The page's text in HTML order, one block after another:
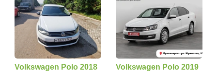
Volkswagen Polo 2018 Volkswagen Polo 2019